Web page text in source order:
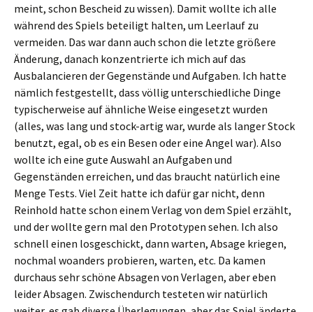
meint, schon Bescheid zu wissen). Damit wollte ich alle
während des Spiels beteiligt halten, um Leerlauf zu
vermeiden. Das war dann auch schon die letzte größere
Änderung, danach konzentrierte ich mich auf das
Ausbalancieren der Gegenstände und Aufgaben. Ich hatte
nämlich festgestellt, dass völlig unterschiedliche Dinge
typischerweise auf ähnliche Weise eingesetzt wurden
(alles, was lang und stock-artig war, wurde als langer Stock
benutzt, egal, ob es ein Besen oder eine Angel war). Also
wollte ich eine gute Auswahl an Aufgaben und
Gegenständen erreichen, und das braucht natürlich eine
Menge Tests. Viel Zeit hatte ich dafür gar nicht, denn
Reinhold hatte schon einem Verlag von dem Spiel erzählt,
und der wollte gern mal den Prototypen sehen. Ich also
schnell einen losgeschickt, dann warten, Absage kriegen,
nochmal woanders probieren, warten, etc. Da kamen
durchaus sehr schöne Absagen von Verlagen, aber eben
leider Absagen. Zwischendurch testeten wir natürlich